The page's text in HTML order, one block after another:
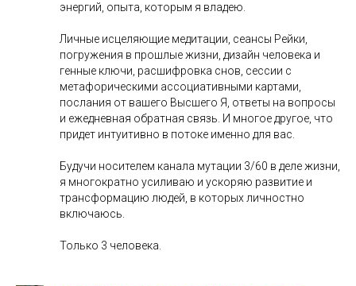
энергий, опыта, которым я владею.
Личные исцеляющие медитации, сеансы Рейки,
погружения в прошлые жизни, дизайн человека и
генные ключи, расшифровка снов, сессии с
метафорическими ассоциативными картами,
послания от вашего Высшего Я, ответы на вопросы
и ежедневная обратная связь. И многое другое, что
придет интуитивно в потоке именно для вас.
Будучи носителем канала мутации 3/60 в деле жизни,
я многократно усиливаю и ускоряю развитие и
трансформацию людей, в которых личностно
включаюсь.
Только 3 человека.